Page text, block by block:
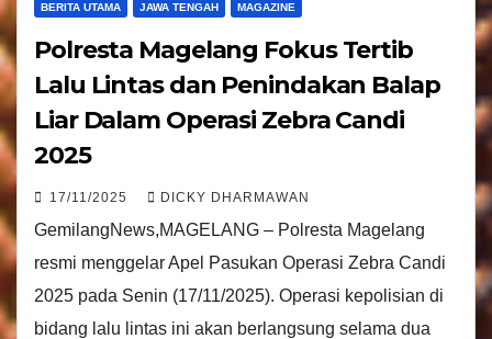
BERITA UTAMA JAWA TENGAH MAGAZINE
Polresta Magelang Fokus Tertib
Lalu Lintas dan Penindakan Balap
Liar Dalam Operasi Zebra Candi
2025
17/11/2025 DICKY DHARMAWAN
GemilangNews,MAGELANG – Polresta Magelang
resmi menggelar Apel Pasukan Operasi Zebra Candi
2025 pada Senin (17/11/2025). Operasi kepolisian di
bidang lalu lintas ini akan berlangsung selama dua